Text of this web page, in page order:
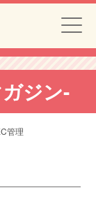
ジン-
管理